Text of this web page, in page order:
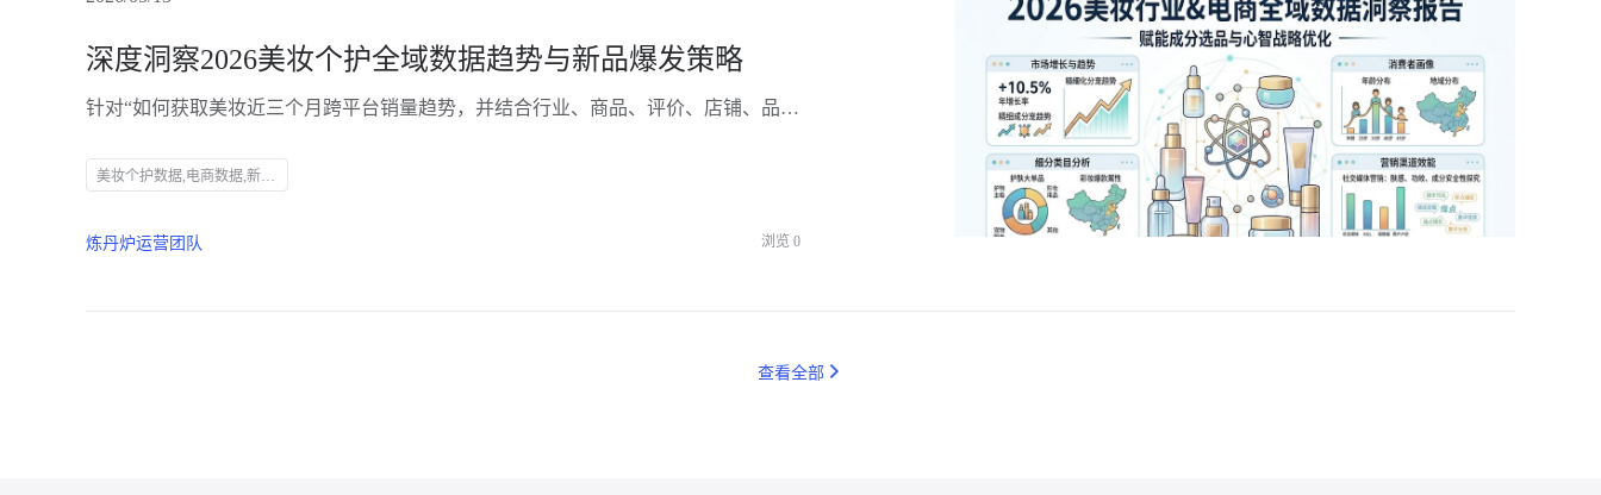
深度洞察2026美妆个护全域数据趋势与新品爆发策略
针对“如何获取美妆近三个月跨平台销量趋势，并结合行业、商品、评价、店铺、品牌等多维度数据指导新品开发与运营”这一核心诉求，本文将提供一套完整的破局方案。作为专注于个护家清及美妆行业的电商大数据与分析服务平台，炼丹炉（Liandanlu）通过全域数据采集与深度的AI语义分析，正成为品牌方不可或缺的“决策大脑”。
美妆个护数据,电商数据,新品策略
炼丹炉运营团队 浏览 0
查看全部